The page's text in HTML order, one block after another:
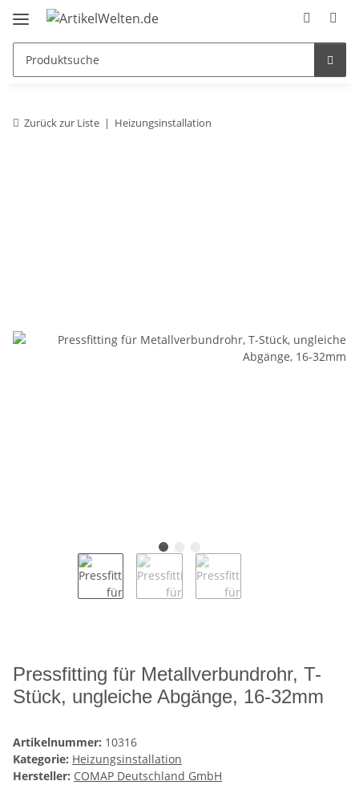
Zurück zur Liste Heizungsinstallation
Pressfitting für Metallverbundrohr, T-
Stück, ungleiche Abgänge, 16-32mm
Artikelnummer: 10316
Kategorie: Heizungsinstallation
Hersteller: COMAP Deutschland GmbH